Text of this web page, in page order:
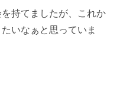
持てましたが、これか
いなぁと思っていま